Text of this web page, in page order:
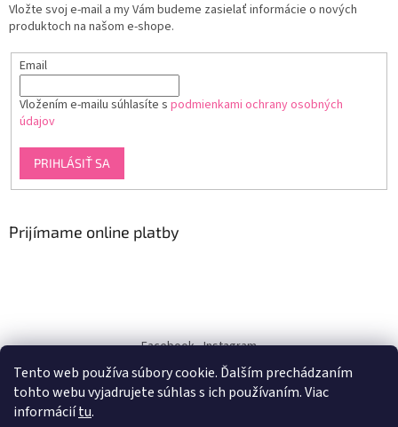
Tento web používa súbory cookie. Ďalším prechádzaním
tohto webu vyjadrujete súhlas s ich používaním. Viac
informáciítu.
Vložte svoj e-mail a my Vám budeme zasielať informácie o nových
produktoch na našom e-shope.
Email
Vložením e-mailu súhlasíte s podmienkami ochrany osobných
údajov
PRIHLÁSIŤ SA
Prijímame online platby
Facebook Instagram
dukra-white